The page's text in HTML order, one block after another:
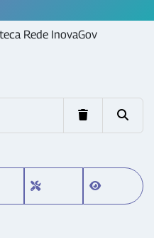
Rede InovaGov